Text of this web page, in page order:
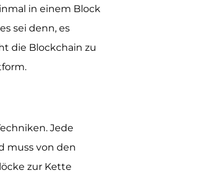
in einem Block
sei denn, es
die Blockchain zu
Jede
muss von den
zur Kette